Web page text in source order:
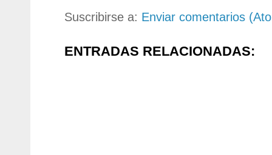
Suscribirse a: Enviar comentarios
ENTRADAS RELACIONADAS: